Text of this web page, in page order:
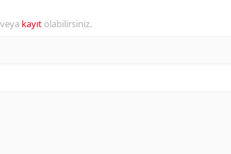
kayıt olabilirsiniz.